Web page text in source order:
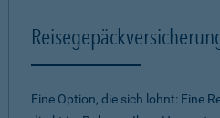
Eine Option, die sich lohnt: Eine